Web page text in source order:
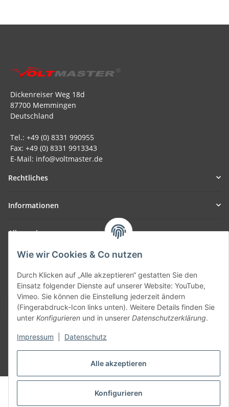
Alle akzeptieren
Konfigurieren
Wie wir Cookies & Co nutzen
Durch Klicken auf „Alle akzeptieren“ gestatten Sie den
Einsatz folgender Dienste auf unserer Website: YouTube,
Vimeo. Sie können die Einstellung jederzeit ändern
(Fingerabdruck-Icon links unten). Weitere Details finden Sie
unter Konfigurieren und in unserer Datenschutzerklärung.
Impressum Datenschutz
Dickenreiser Weg 18d
87700 Memmingen
Deutschland
Tel.: +49 (0) 8331 990955
Fax: +49 (0) 8331 9913343
E-Mail: info@voltmaster.de
Rechtliches
Informationen
Allgemein
Teil unseres Netzwerks:
SmoliTec - Safety. Simplified. Worldwide. ( B2B Shop )
Vertrag widerrufen
* Alle Preise inkl. gesetzlicher USt., zzgl.Versand
© voltmaster.de
Powered byJTL-Shop